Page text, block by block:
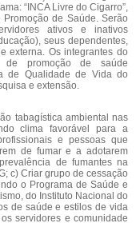
“INCA Livre do Cigarro”,
de Saúde. Serão
ativos e inativos
seus dependentes,
externa. Os integrantes do
de promoção de saúde
de Qualidade de Vida do
e extensão.
tabagística ambiental nas
clima favorável para a
e pessoas que
de fumar e a adotarem
de fumantes na
c) Criar grupo de cessação
o Programa de Saúde e
do Instituto Nacional do
de saúde e estilos de vida
servidores e comunidade